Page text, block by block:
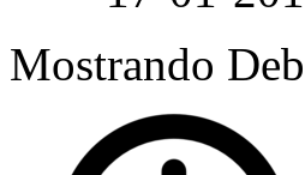
Mostrando